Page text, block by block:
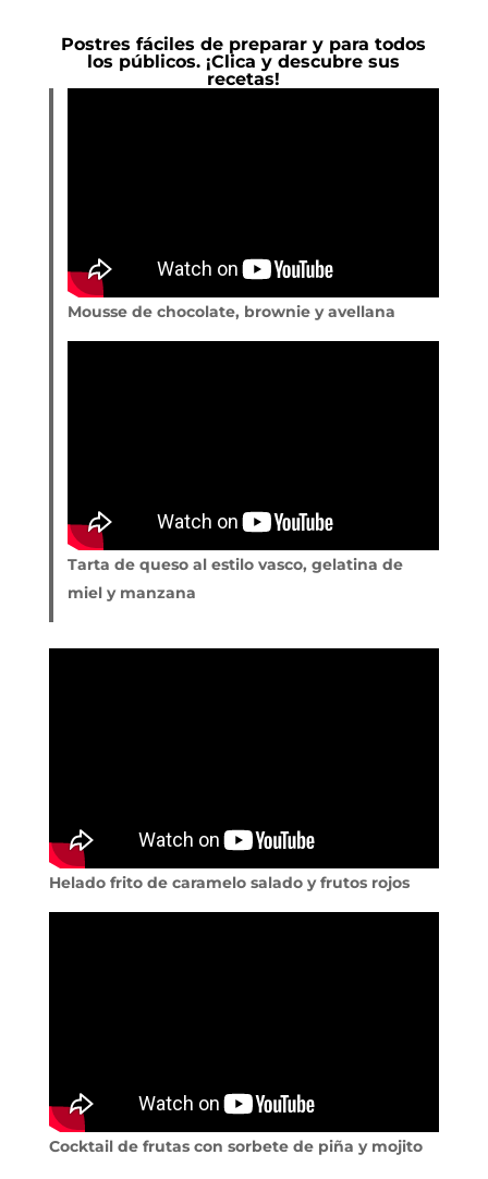
Postres fáciles de preparar y para todos
los públicos. ¡Clica y descubre sus
recetas!
Mousse de chocolate, brownie y avellana
Tarta de queso al estilo vasco, gelatina de
miel y manzana
Helado frito de caramelo salado y frutos rojos
Cocktail de frutas con sorbete de piña y mojito